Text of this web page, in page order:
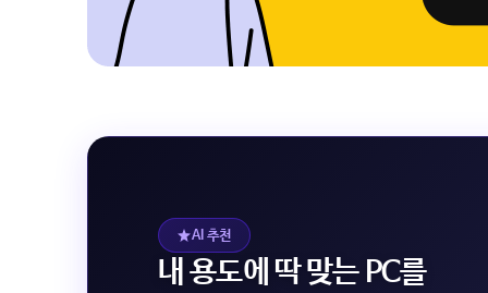
AI 추천
내 용도에 딱 맞는 PC를